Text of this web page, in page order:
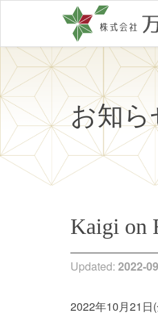
お知ら
Kaigi on
Updated: 2022-
2022年10月21日